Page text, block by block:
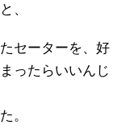
、
セーターを、好
ったらいいんじ
。